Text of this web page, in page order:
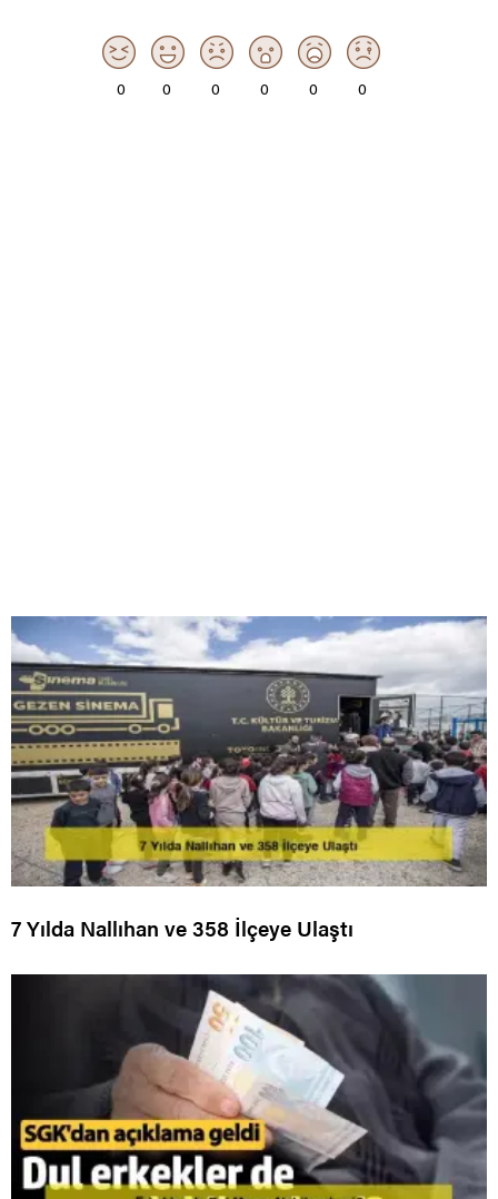
0 0 0 0 0 0
7 Yılda Nallıhan ve 358 İlçeye Ulaştı